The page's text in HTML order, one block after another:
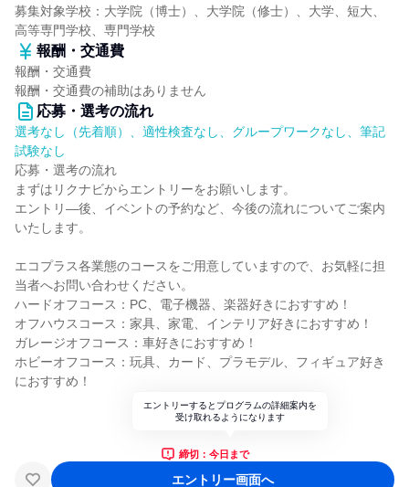
募集対象学校：大学院（博士）、大学院（修士）、大学、短大、
高等専門学校、専門学校
報酬・交通費
報酬・交通費
報酬・交通費の補助はありません
応募・選考の流れ
選考なし（先着順）、適性検査なし、グループワークなし、筆記
試験なし
応募・選考の流れ
まずはリクナビからエントリーをお願いします。
エントリ―後、イベントの予約など、今後の流れについてご案内
いたします。
エコプラス各業態のコースをご用意していますので、お気軽に担
当者へお問い合わせください。
ハードオフコース：PC、電子機器、楽器好きにおすすめ！
オフハウスコース：家具、家電、インテリア好きにおすすめ！
ガレージオフコース：車好きにおすすめ！
ホビーオフコース：玩具、カード、プラモデル、フィギュア好き
におすすめ！
エントリーするとプログラムの詳細案内を
受け取れるようになります
締切：今日まで
エントリー画面へ